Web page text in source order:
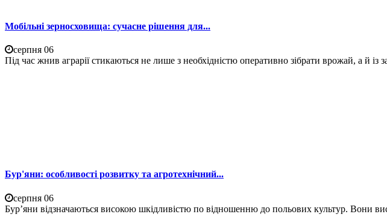
Мобільні зерносховища: сучасне рішення для...
серпня 06
Під час жнив аграрії стикаються не лише з необхідністю оперативно зібрати врожай, а й із
Бур'яни: особливості розвитку та агротехнічний...
серпня 06
Бур’яни відзначаються високою шкідливістю по відношенню до польових культур. Вони